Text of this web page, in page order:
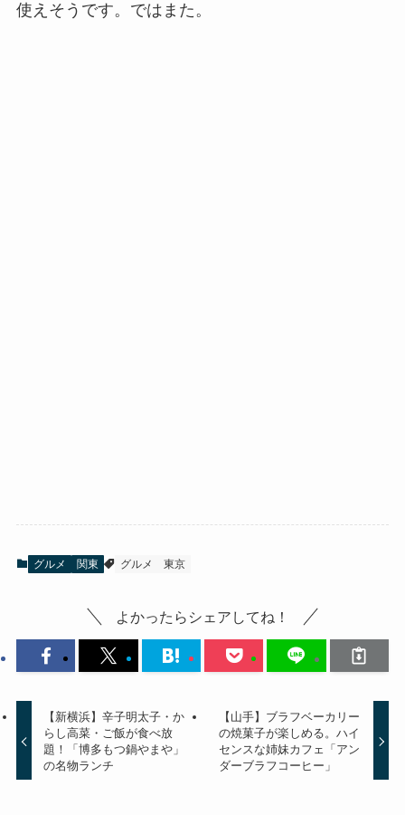
使えそうです。ではまた。
グルメ 関東 グルメ 東京
よかったらシェアしてね！
【新横浜】辛子明太子・か
らし高菜・ご飯が食べ放
題！「博多もつ鍋やまや」
の名物ランチ
【山手】ブラフベーカリー
の焼菓子が楽しめる。ハイ
センスな姉妹カフェ「アン
ダーブラフコーヒー」